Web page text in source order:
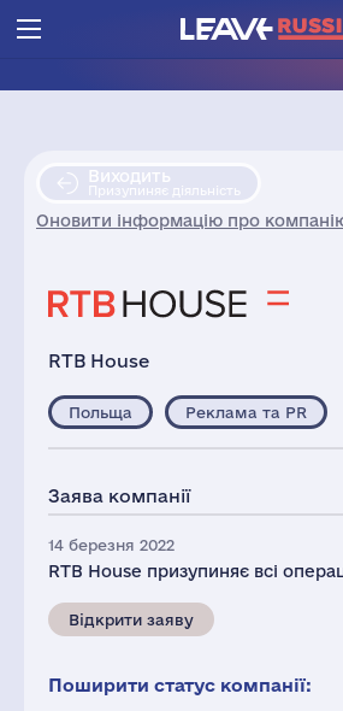
Виходить
Призупиняє діяльність
Оновити інформацію про
RTB House
Польща Реклама та PR
Заява компанії
14 березня 2022
RTB House призупиняє всі
Відкрити заяву
Поширити статус компанії: